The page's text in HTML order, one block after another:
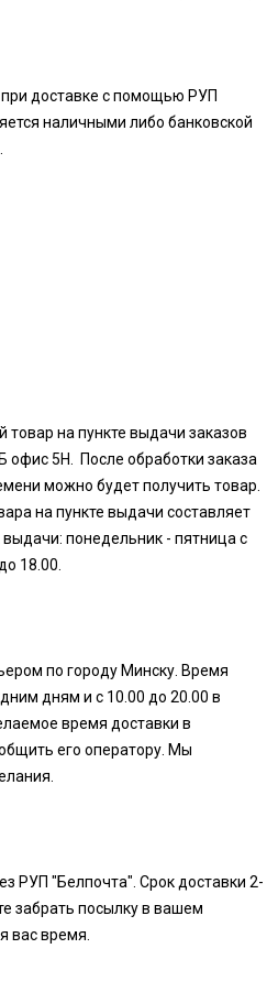
доставке с помощью РУП
наличными либо банковской
на пункте выдачи заказов
офис 5Н. После обработки заказа
можно будет получить товар.
на пункте выдачи составляет
понедельник - пятница с
18.00.
по городу Минску. Время
дням и с 10.00 до 20.00 в
время доставки в
его оператору. Мы
РУП "Белпочта". Срок доставки 2-
забрать посылку в вашем
вас время.